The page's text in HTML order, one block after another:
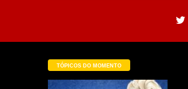
TÓPICOS DO MOMENTO